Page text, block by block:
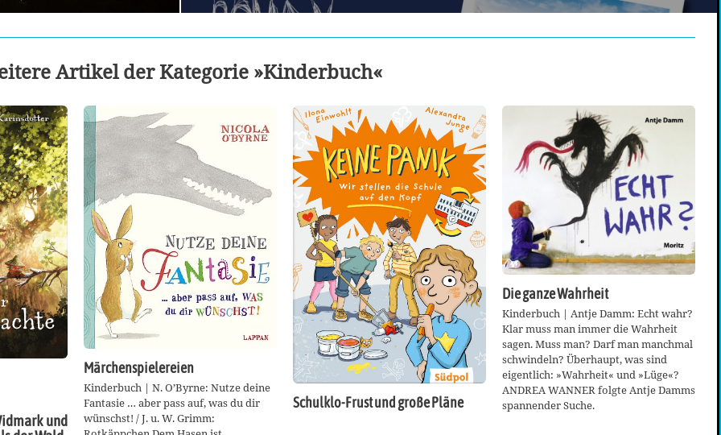
Artikel der Kategorie »Kinderbuch«
und
Märchenspielereien
Kinderbuch | N. O’Byrne: Nutze deine
Fantasie … aber pass auf, was du dir
wünschst! / J. u. W. Grimm:
Schulklo-Frust und große Pläne
Die ganze Wahrheit
Kinderbuch | Antje Damm: Echt wahr?
Klar muss man immer die Wahrheit
sagen. Muss man? Darf man manchmal
schwindeln? Überhaupt, was sind
eigentlich: »Wahrheit« und »Lüge«?
ANDREA WANNER folgte Antje Damms
spannender Suche.